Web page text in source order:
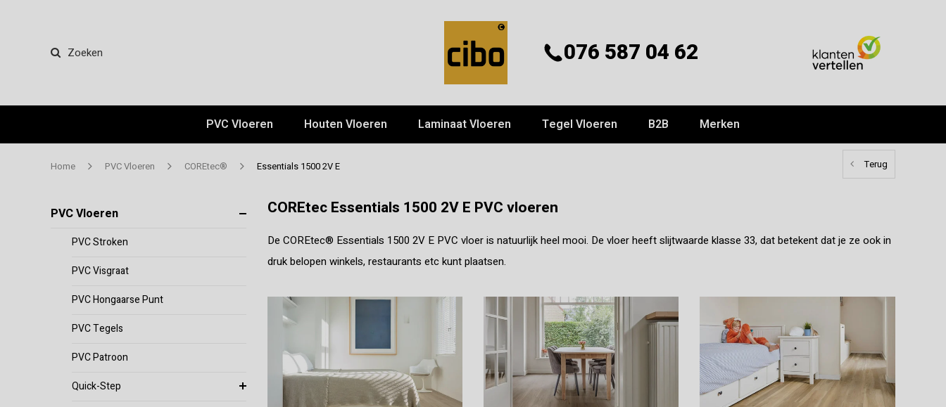
Zoeken 076 587 04 62
PVC Vloeren Houten Vloeren Laminaat Vloeren Tegel Vloeren B2B Merken
Home PVC Vloeren COREtec® Essentials 1500 2V E Terug
PVC Vloeren
PVC Stroken
PVC Visgraat
PVC Hongaarse Punt
PVC Tegels
PVC Patroon
Quick-Step
COREtec Essentials 1500 2V E PVC vloeren
De COREtec® Essentials 1500 2V E PVC vloer is natuurlijk heel mooi. De vloer heeft slijtwaarde klasse 33, dat betekent dat je ze ook in
druk belopen winkels, restaurants etc kunt plaatsen.